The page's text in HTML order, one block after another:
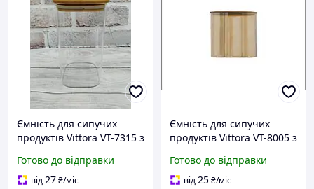
Ємність для сипучих
продуктів Vittora VT-7315 з
л
Готово до відправки
від27₴/міс
Ємність для сипучих
продуктів Vittora VT-8005 з
мл золотиста
Готово до відправки
від25₴/міс